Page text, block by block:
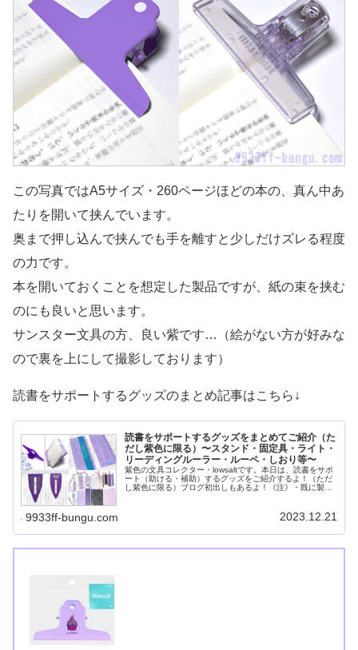
この写真ではA5サイズ・260ページほどの本の、真ん中あ
たりを開いて挟んでいます。
奥まで押し込んで挟んでも手を離すと少しだけズレる程度
の力です。
本を開いておくことを想定した製品ですが、紙の束を挟む
のにも良いと思います。
サンスター文具の方、良い紫です…（絵がない方が好みな
ので裏を上にして撮影しております）
読書をサポートするグッズのまとめ記事はこちら↓
読書をサポートするグッズをまとめてご紹介（た
だし紫色に限る）〜スタンド・固定具・ライト・
リーディングルーラー・ルーペ・しおり等〜
紫色の文具コレクター・lowsaltです。本日は、読書をサポ
ート（助ける・補助）するグッズをご紹介するよ！（ただ
し紫色に限る）ブログ初出しもあるよ！《注》・既に製造
9933ff-bungu.com 2023.12.21